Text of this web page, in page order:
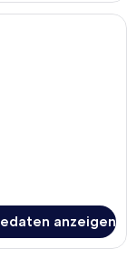
mit einem Bett,
anzeigen